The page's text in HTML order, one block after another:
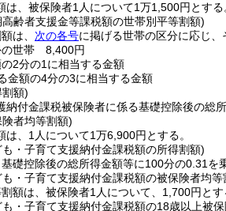
は、被保険者1人について1万1,500円とする
齢者支援金等課税額の世帯別平等割額)
は、 次の各号に掲げる世帯の区分に応じ、
の世帯 8,400円
2分の1に相当する金額
金額の4分の3に相当する金額
額)
納付金課税被保険者に係る基礎控除後の総
者均等割額)
は、1人について1万6,900円とする。
・子育て支援納付金課税額の所得割額)
礎控除後の総所得金額等に100分の0.31を
・子育て支援納付金課税額の被保険者均等
額は、被保険者1人について、1,700円とす
・子育て支援納付金課税額の18歳以上被